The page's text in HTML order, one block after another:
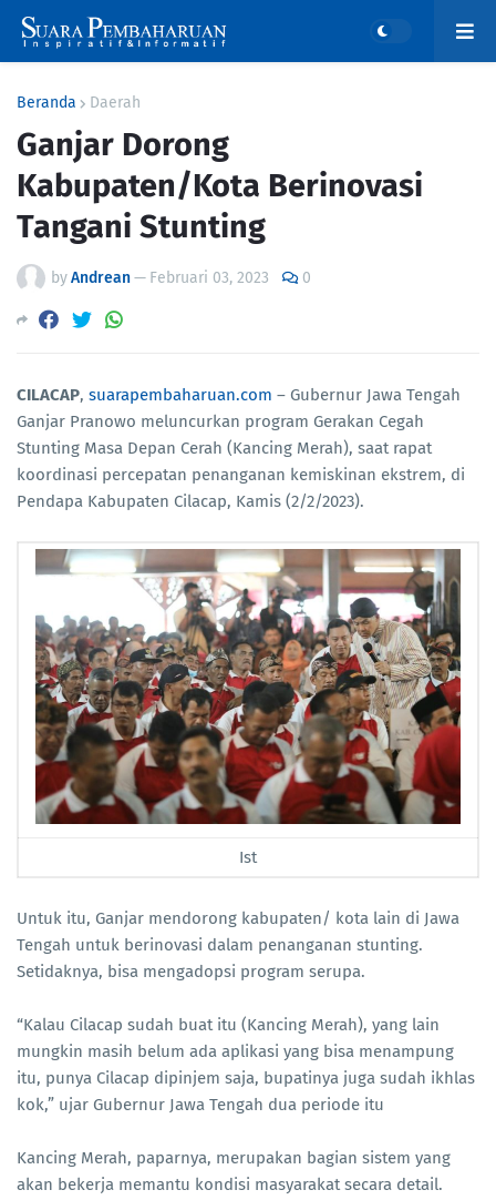
Beranda Daerah
Ganjar Dorong
Kabupaten/Kota Berinovasi
Tangani Stunting
byAndrean— Februari 03, 2023 0
CILACAP, suarapembaharuan.com – Gubernur Jawa Tengah
Ganjar Pranowo meluncurkan program Gerakan Cegah
Stunting Masa Depan Cerah (Kancing Merah), saat rapat
koordinasi percepatan penanganan kemiskinan ekstrem, di
Pendapa Kabupaten Cilacap, Kamis (2/2/2023).
Ist
Untuk itu, Ganjar mendorong kabupaten/ kota lain di Jawa
Tengah untuk berinovasi dalam penanganan stunting.
Setidaknya, bisa mengadopsi program serupa.
“Kalau Cilacap sudah buat itu (Kancing Merah), yang lain
mungkin masih belum ada aplikasi yang bisa menampung
itu, punya Cilacap dipinjem saja, bupatinya juga sudah ikhlas
kok,” ujar Gubernur Jawa Tengah dua periode itu
Kancing Merah, paparnya, merupakan bagian sistem yang
akan bekerja memantu kondisi masyarakat secara detail.